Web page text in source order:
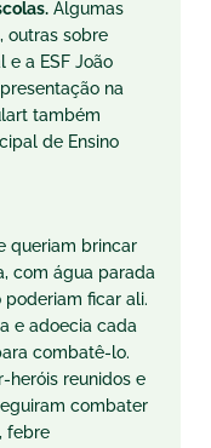
Algumas
outras sobre
e a ESF João
na
também
de Ensino
queriam brincar
com água parada
ficar ali.
e adoecia cada
combatê-lo.
heróis reunidos e
combater
febre